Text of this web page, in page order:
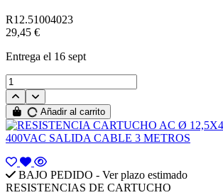
R12.51004023
29,45 €
Entrega el 16 sept
Añadir al carrito
BAJO PEDIDO - Ver plazo estimado
RESISTENCIAS DE CARTUCHO